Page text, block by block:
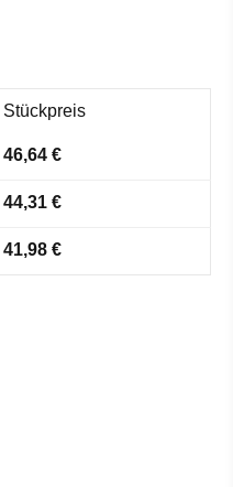
Stückpreis
46,64 €
44,31 €
41,98 €